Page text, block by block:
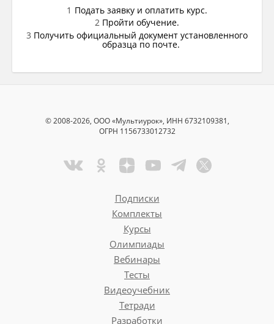
Подать заявку и оплатить курс.
Пройти обучение.
Получить официальный документ установленного
образца по почте.
© 2008-2026, ООО «Мультиурок», ИНН 6732109381,
ОГРН 1156733012732
Подписки
Комплекты
Курсы
Олимпиады
Вебинары
Тесты
Видеоучебник
Тетради
Разработки